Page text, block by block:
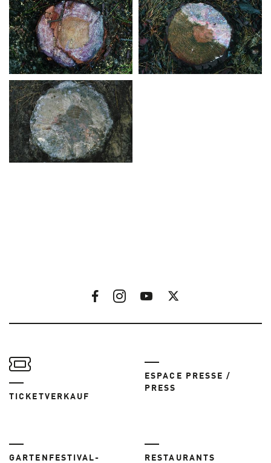
TICKETVERKAUF
ESPACE PRESSE /
PRESS
GARTENFESTIVAL-
RESTAURANTS